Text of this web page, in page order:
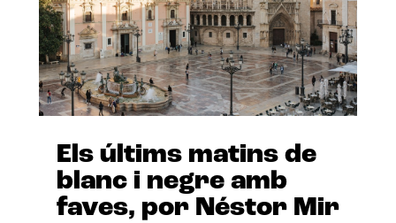
Els últims matins de
blanc i negre amb
faves, por Néstor Mir